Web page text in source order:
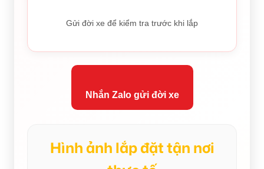
Gửi đời xe để kiểm tra trước khi lắp
Nhắn Zalo gửi đời xe
Hình ảnh lắp đặt tận nơi